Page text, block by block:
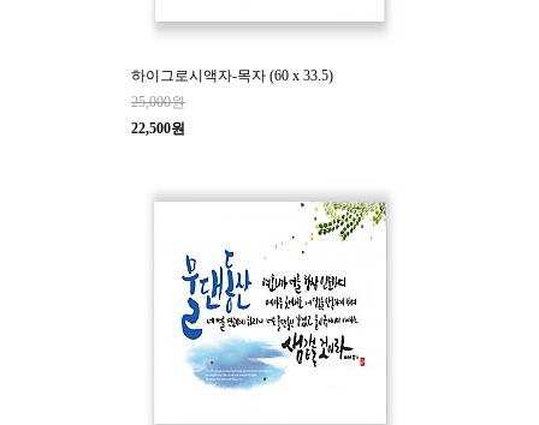
하이그로시액자-목자 (60 x 33.5)
25,000원
22,500원